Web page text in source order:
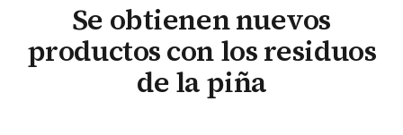
Se obtienen nuevos
productos con los residuos
de la piña